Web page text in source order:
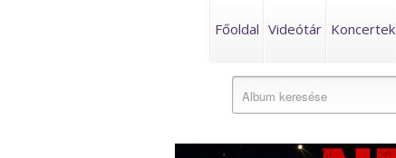
Főoldal Videótár Koncertek